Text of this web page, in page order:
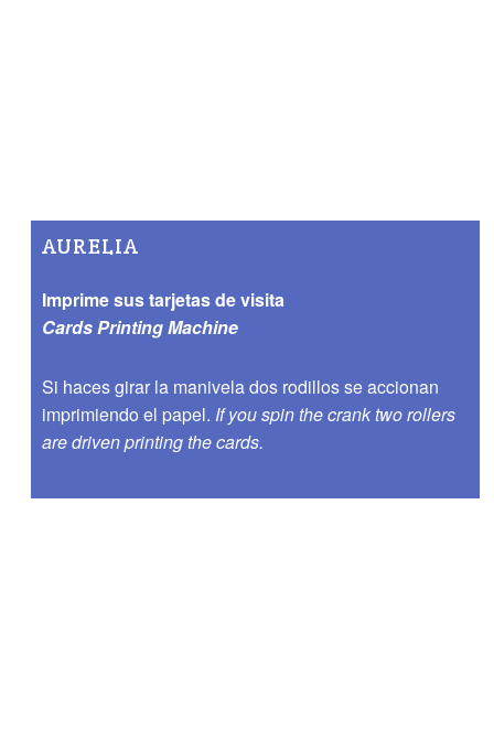
AURELIA
Imprime sus tarjetas de visita
Cards Printing Machine
Si haces girar la manivela dos rodillos se accionan
imprimiendo el papel. If you spin the crank two rollers
are driven printing the cards.